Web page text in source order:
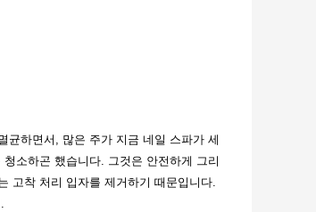
균하면서, 많은 주가 지금 네일 스파가 세
소하곤 했습니다. 그것은 안전하게 그리
고착 처리 입자를 제거하기 때문입니다.